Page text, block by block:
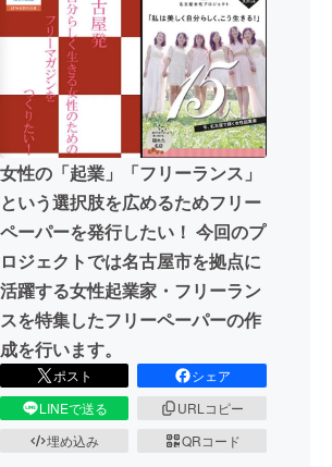
テクノロジー・ガジェット
映像・映画
ビジネス・起業
まちづくり・地域活性化
CAMPFIRE for Social Good
CAMPFIREふるさと納税machi-ya
女性の「起業」「フリーランス」
という選択肢を広めるためフリー
ペーパーを発行したい！ 今回のプ
ロジェクトでは名古屋市を拠点に
活躍する女性起業家・フリーラン
スを特集したフリーペーパーの作
成を行います。
ポスト
シェア
LINEで送る
URLコピー
埋め込み
QRコード